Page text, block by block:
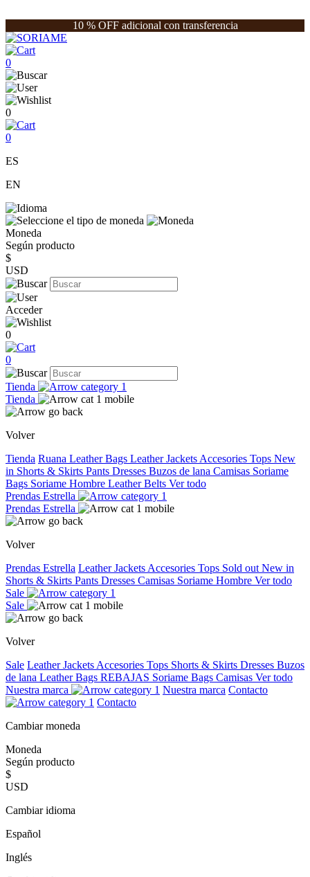
10 % OFF adicional con transferencia
0
0
0
ES
EN
Moneda
Según producto
$
USD
Acceder
0
0
Tienda
Tienda
Volver
Tienda Ruana Leather Bags Leather Jackets Accesories Tops New
in Shorts & Skirts Pants Dresses Buzos de lana Camisas Soriame
Bags Soriame Hombre Leather Belts Ver todo
Prendas Estrella
Prendas Estrella
Volver
Prendas Estrella Leather Jackets Accesories Tops Sold out New in
Shorts & Skirts Pants Dresses Camisas Soriame Hombre Ver todo
Sale
Sale
Volver
Sale Leather Jackets Accesories Tops Shorts & Skirts Dresses Buzos
de lana Leather Bags REBAJAS Soriame Bags Camisas Ver todo
Nuestra marca
Nuestra marca Contacto
Contacto
Cambiar moneda
Moneda
Según producto
$
USD
Cambiar idioma
Español
Inglés